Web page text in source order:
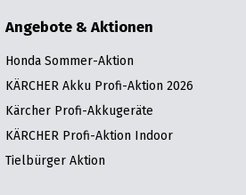
Angebote & Aktionen
Honda Sommer-Aktion
KÄRCHER Akku Profi-Aktion 2026
Kärcher Profi-Akkugeräte
KÄRCHER Profi-Aktion Indoor
Tielbürger Aktion